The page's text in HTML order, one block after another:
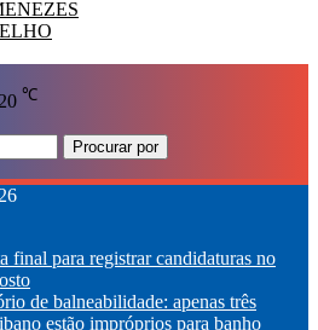
20 ℃
Procurar por
final para registrar candidaturas no
de balneabilidade: apenas três
estão impróprios para banho